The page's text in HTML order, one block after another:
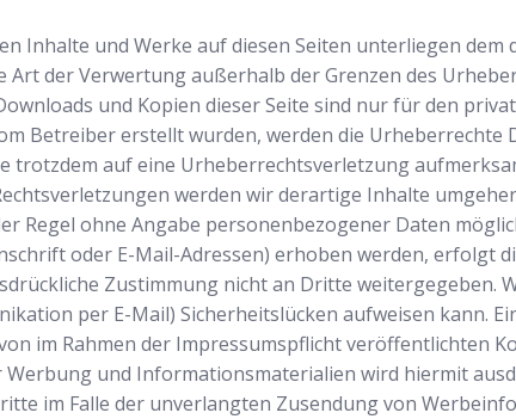
Inhalte und Werke auf diesen Seiten unterliegen dem
der Verwertung außerhalb der Grenzen des
und Kopien dieser Seite sind nur für den
Betreiber erstellt wurden, werden die
trotzdem auf eine Urheberrechtsverletzung
werden wir derartige Inhalte
Regel ohne Angabe personenbezogener Daten
oder E-Mail-Adressen) erhoben werden, erfolgt
Zustimmung nicht an Dritte weitergegeben.
per E-Mail) Sicherheitslücken aufweisen kann.
im Rahmen der Impressumspflicht veröffentlichten
und Informationsmaterialien wird hiermit
im Falle der unverlangten Zusendung von